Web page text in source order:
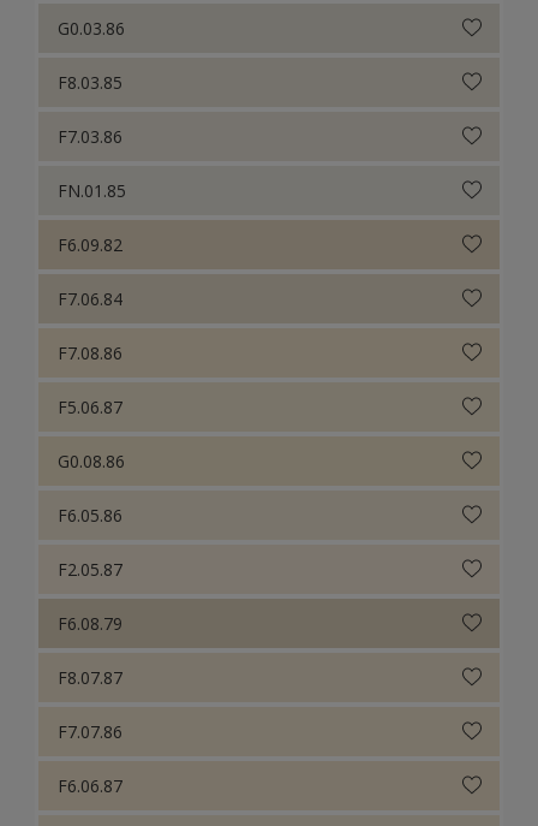
G0.03.86
F8.03.85
F7.03.86
FN.01.85
F6.09.82
F7.06.84
F7.08.86
F5.06.87
G0.08.86
F6.05.86
F2.05.87
F6.08.79
F8.07.87
F7.07.86
F6.06.87